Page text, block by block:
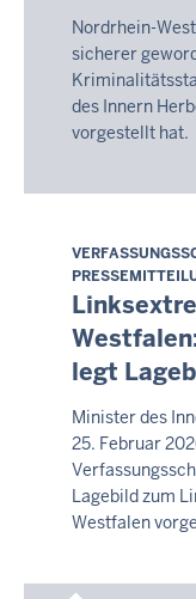
Nordrhein-
sicherer
des Innern
vorgestellt hat.
Samstag,
8.
August
2026
-
17:05
legt
Minister des
25. Februar
Lagebild zum
Westfalen